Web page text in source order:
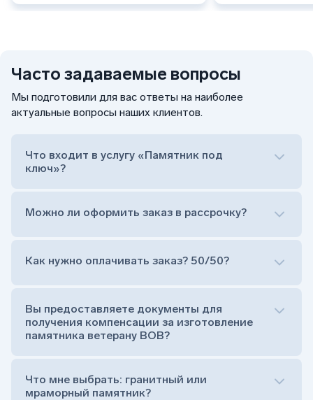
Часто задаваемые вопросы
Мы подготовили для вас ответы на наиболее
актуальные вопросы наших клиентов.
Что входит в услугу «Памятник под
ключ»?
Сам комплект памятника:
Тумба (постамент, на который при помощи
штыря устанавливается стела)
Цветник (обрамление могилки, бывает, что
Обработка и сверловка комплекта
Расположение символа веры (крестик или
Можно ли оформить заказ в рассрочку?
Как нужно оплачивать заказ? 50/50?
Вы предоставляете документы для
получения компенсации за изготовление
памятника ветерану ВОВ?
Что мне выбрать: гранитный или
мраморный памятник?